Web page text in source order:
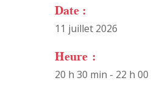
Date :
11 juillet 2026
Heure :
20 h 30 min - 22 h